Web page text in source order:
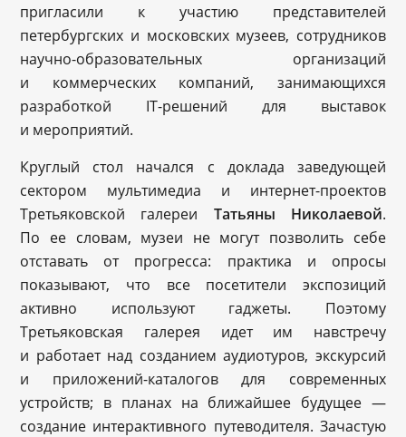
пригласили к участию представителей
петербургских и московских музеев, сотрудников
научно-образовательных организаций
и коммерческих компаний, занимающихся
разработкой IT-решений для выставок
и мероприятий.
Круглый стол начался с доклада заведующей
сектором мультимедиа и интернет-проектов
Третьяковской галереи Татьяны Николаевой.
По ее словам, музеи не могут позволить себе
отставать от прогресса: практика и опросы
показывают, что все посетители экспозиций
активно используют гаджеты. Поэтому
Третьяковская галерея идет им навстречу
и работает над созданием аудиотуров, экскурсий
и приложений-каталогов для современных
устройств; в планах на ближайшее будущее —
создание интерактивного путеводителя. Зачастую